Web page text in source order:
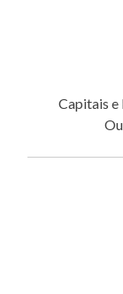
Capitais